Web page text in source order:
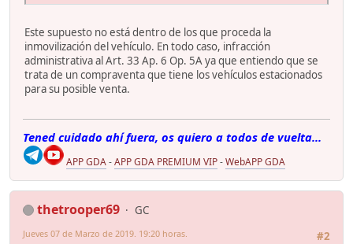
Este supuesto no está dentro de los que proceda la
inmovilización del vehículo. En todo caso, infracción
administrativa al Art. 33 Ap. 6 Op. 5A ya que entiendo que se
trata de un compraventa que tiene los vehículos estacionados
para su posible venta.
Tened cuidado ahí fuera, os quiero a todos de vuelta...
APP GDA-APP GDA PREMIUM VIP-WebAPP GDA
thetrooper69
GC
#2
Jueves 07 de Marzo de 2019. 19:20 horas.